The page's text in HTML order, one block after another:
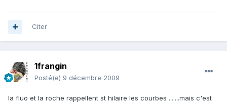
Citer
1frangin
Posté(e) 9 décembre 2009
la fluo et la roche rappellent st hilaire les courbes .......mais c'est